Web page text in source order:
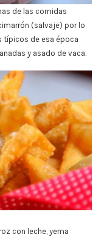
de las comidas
(salvaje) por lo
típicos de esa época
y asado de vaca.
con leche, yema